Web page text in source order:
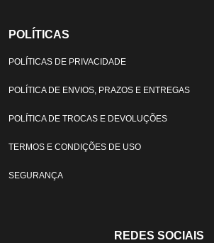
POLÍTICAS
POLÍTICAS DE PRIVACIDADE
POLÍTICA DE ENVIOS, PRAZOS E ENTREGAS
POLÍTICA DE TROCAS E DEVOLUÇÕES
TERMOS E CONDIÇÕES DE USO
SEGURANÇA
REDES SOCIAIS